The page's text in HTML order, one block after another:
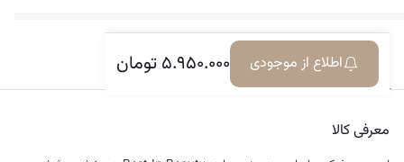
• جاوی هیالورونیک اسید
• ساخت کشور آمریکا
• ضد آلرژی
• بدون رنگ
۵.۹۵۰.۰۰۰تومان اطلاع از موجودیمعرفی کالا دیدگاه‌ها
معرفی کالا